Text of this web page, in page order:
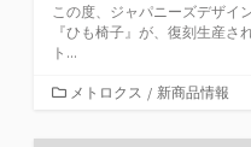
この度、ジャパニーズデザイ
『ひも椅子』が、復刻生産さ
ト...
カ
ゴ
メトロクス / 新商品情報